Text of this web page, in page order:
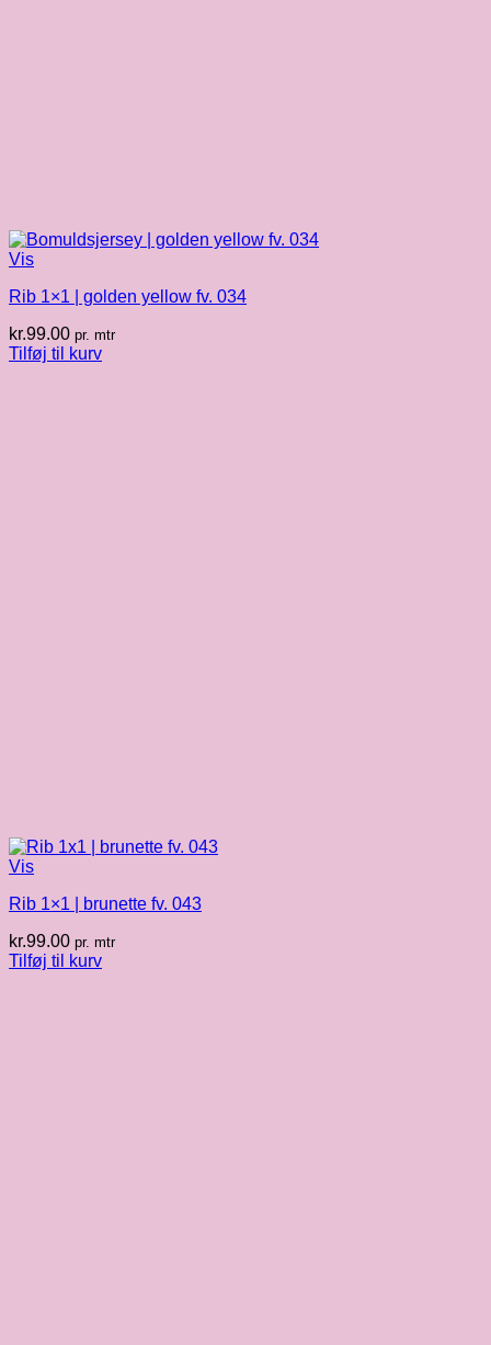
Vis
Rib 1×1 | golden yellow fv. 034
kr.99.00 pr. mtr
Tilføj til kurv
Vis
Rib 1×1 | brunette fv. 043
kr.99.00 pr. mtr
Tilføj til kurv